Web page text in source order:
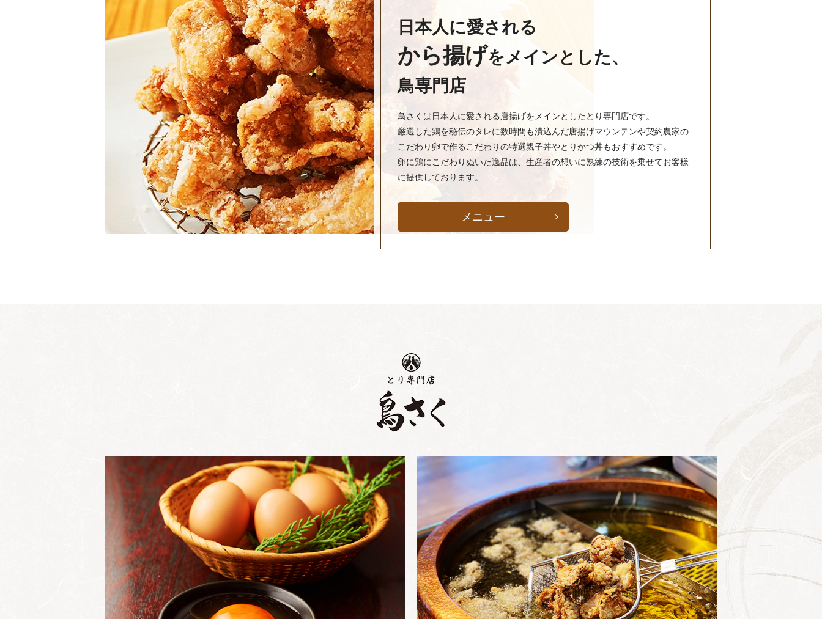
日本人に愛される
から揚げをメインとした、
鳥専門店
鳥さくは日本人に愛される唐揚げをメインとしたとり専門店です。
厳選した鶏を秘伝のタレに数時間も漬込んだ唐揚げマウンテンや契約農家の
こだわり卵で作るこだわりの特選親子丼やとりかつ丼もおすすめです。
卵に鶏にこだわりぬいた逸品は、生産者の想いに熟練の技術を乗せてお客様
に提供しております。
メニュー